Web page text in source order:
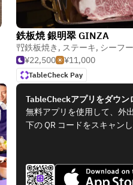
鉄板焼 銀明翠 GINZA
鉄板焼き , ステーキ, シーフード
¥22,500
¥11,000
TableCheck Pay
TableCheckアプリをダウン
無料アプリを使用して、外
下の QR コードをスキャンし